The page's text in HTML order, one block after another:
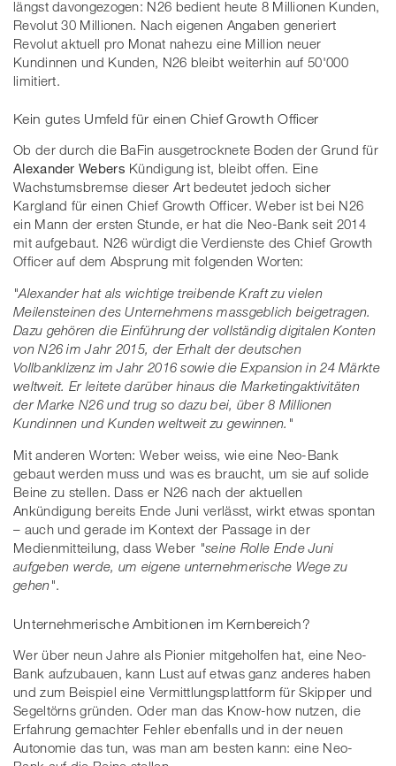
längst davongezogen: N26 bedient heute 8 Millionen Kunden,
Revolut 30 Millionen. Nach eigenen Angaben generiert
Revolut aktuell pro Monat nahezu eine Million neuer
Kundinnen und Kunden, N26 bleibt weiterhin auf 50'000
limitiert.
Kein gutes Umfeld für einen Chief Growth Officer
Ob der durch die BaFin ausgetrocknete Boden der Grund für
Alexander Webers Kündigung ist, bleibt offen. Eine
Wachstumsbremse dieser Art bedeutet jedoch sicher
Kargland für einen Chief Growth Officer. Weber ist bei N26
ein Mann der ersten Stunde, er hat die Neo-Bank seit 2014
mit aufgebaut. N26 würdigt die Verdienste des Chief Growth
Officer auf dem Absprung mit folgenden Worten:
"Alexander hat als wichtige treibende Kraft zu vielen
Meilensteinen des Unternehmens massgeblich beigetragen.
Dazu gehören die Einführung der vollständig digitalen Konten
von N26 im Jahr 2015, der Erhalt der deutschen
Vollbanklizenz im Jahr 2016 sowie die Expansion in 24 Märkte
weltweit. Er leitete darüber hinaus die Marketingaktivitäten
der Marke N26 und trug so dazu bei, über 8 Millionen
Kundinnen und Kunden weltweit zu gewinnen."
Mit anderen Worten: Weber weiss, wie eine Neo-Bank
gebaut werden muss und was es braucht, um sie auf solide
Beine zu stellen. Dass er N26 nach der aktuellen
Ankündigung bereits Ende Juni verlässt, wirkt etwas spontan
– auch und gerade im Kontext der Passage in der
Medienmitteilung, dass Weber "seine Rolle Ende Juni
aufgeben werde, um eigene unternehmerische Wege zu
gehen".
Unternehmerische Ambitionen im Kernbereich?
Wer über neun Jahre als Pionier mitgeholfen hat, eine Neo-
Bank aufzubauen, kann Lust auf etwas ganz anderes haben
und zum Beispiel eine Vermittlungsplattform für Skipper und
Segeltörns gründen. Oder man das Know-how nutzen, die
Erfahrung gemachter Fehler ebenfalls und in der neuen
Autonomie das tun, was man am besten kann: eine Neo-